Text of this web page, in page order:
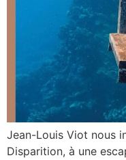
Jean-Louis Viot nous
Disparition, à une